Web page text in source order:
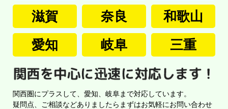
滋賀
奈良
和歌山
愛知
岐阜 三重
関西圏にプラスして、愛知、岐阜まで対応しています。
疑問点、ご相談などありましたらまずはお気軽にお問い合わせ